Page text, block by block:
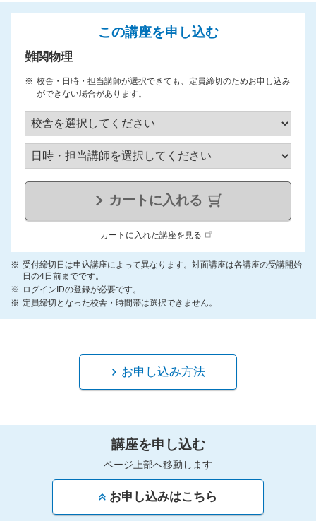
この講座を申し込む
難関物理
校舎・日時・担当講師が選択できても、定員締切のためお申し込み
ができない場合があります。
カートに入れる
カートに入れた講座を見る
受付締切日は申込講座によって異なります。対面講座は各講座の受講開始
日の4日前までです。
ログインIDの登録が必要です。
定員締切となった校舎・時間帯は選択できません。
お申し込み方法
講座を申し込む
ページ上部へ移動します
お申し込みはこちら